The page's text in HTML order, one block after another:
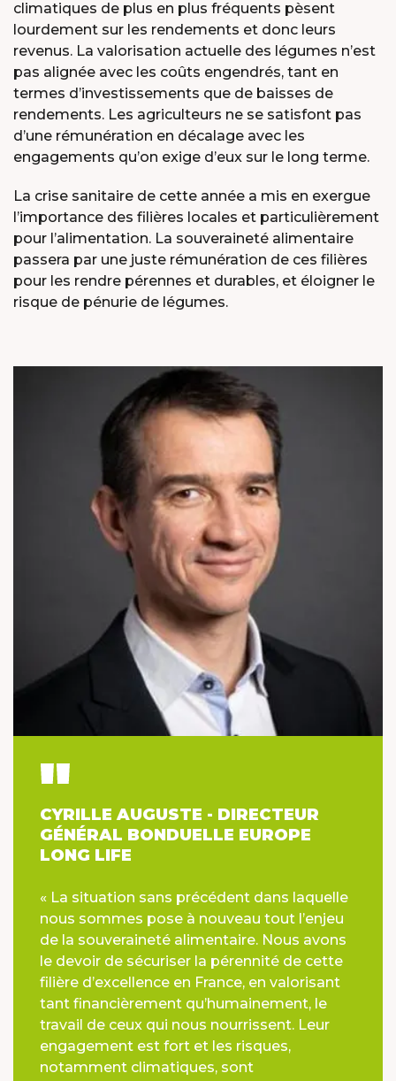
climatiques de plus en plus fréquents pèsent
lourdement sur les rendements et donc leurs
revenus. La valorisation actuelle des légumes n’est
pas alignée avec les coûts engendrés, tant en
termes d’investissements que de baisses de
rendements. Les agriculteurs ne se satisfont pas
d’une rémunération en décalage avec les
engagements qu’on exige d’eux sur le long terme.
La crise sanitaire de cette année a mis en exergue
l’importance des filières locales et particulièrement
pour l’alimentation. La souveraineté alimentaire
passera par une juste rémunération de ces filières
pour les rendre pérennes et durables, et éloigner le
risque de pénurie de légumes.
CYRILLE AUGUSTE - DIRECTEUR
GÉNÉRAL BONDUELLE EUROPE
LONG LIFE
« La situation sans précédent dans laquelle
nous sommes pose à nouveau tout l’enjeu
de la souveraineté alimentaire. Nous avons
le devoir de sécuriser la pérennité de cette
filière d’excellence en France, en valorisant
tant financièrement qu’humainement, le
travail de ceux qui nous nourrissent. Leur
engagement est fort et les risques,
notamment climatiques, sont